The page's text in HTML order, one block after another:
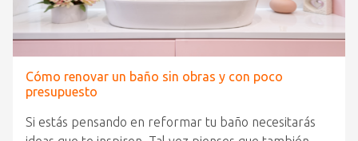
Cómo renovar un baño sin obras y con poco
presupuesto
Si estás pensando en reformar tu baño necesitarás